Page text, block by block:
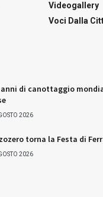
Videogallery
Voci Dalla
di canottaggio
2026
torna la Festa di
2026